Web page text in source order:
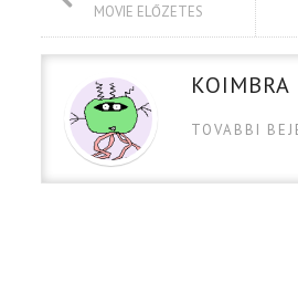
MOVIE ELŐZETES
KOIMBRA
TOVABBI